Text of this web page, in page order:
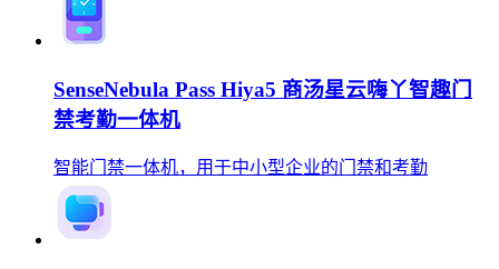
SenseNebula Pass Hiya5 商汤星云嗨丫智趣门
禁考勤一体机
智能门禁一体机，用于中小型企业的门禁和考勤